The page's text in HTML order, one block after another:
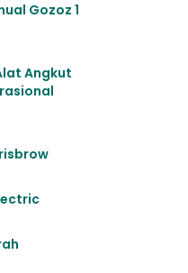
Gozoz 1
Angkut